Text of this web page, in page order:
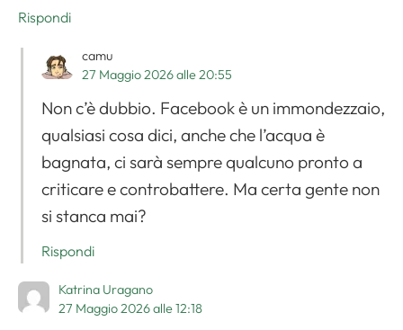
Rispondi
camu
27 Maggio 2026 alle 20:55
Non c’è dubbio. Facebook è un immondezzaio,
qualsiasi cosa dici, anche che l’acqua è
bagnata, ci sarà sempre qualcuno pronto a
criticare e controbattere. Ma certa gente non
si stanca mai?
Rispondi
Katrina Uragano
27 Maggio 2026 alle 12:18